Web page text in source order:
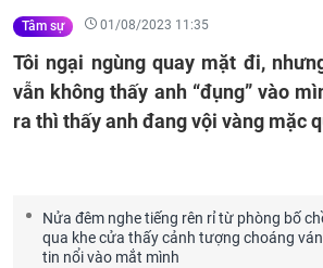
Tâm sự 01/08/2023 11:35
Tôi ngại ngùng quay mặt đi,
vẫn không thấy anh “đụng” vào
ra thì thấy anh đang vội vàng mặc
Nửa đêm nghe tiếng rên rỉ từ phòng bố
qua khe cửa thấy cảnh tượng choáng
tin nổi vào mắt mình